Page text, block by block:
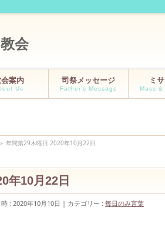
案内
Us
司祭メッセージ
Father’s Message
ミ
Mass
» 年間第29木曜日 2020年10月22日
年10月22日
: 2020年10月10日 カテゴリー : 毎日のみ言葉